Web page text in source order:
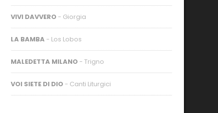
VIVI DAVVERO - Giorgia
LA BAMBA - Los Lobos
MALEDETTA MILANO - Trigno
VOI SIETE DI DIO - Canti Liturgici